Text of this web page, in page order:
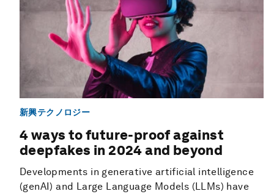
新興テクノロジー
4 ways to future-proof against
deepfakes in 2024 and beyond
Developments in generative artificial intelligence
(genAI) and Large Language Models (LLMs) have